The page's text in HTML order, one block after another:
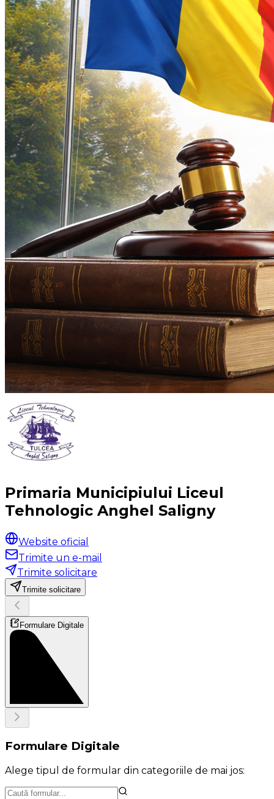
Primaria Municipiului Liceul
Tehnologic Anghel Saligny
Website oficial
Trimite un e-mail
Trimite solicitare
Trimite solicitare
Formulare Digitale
Formulare Digitale
Alege tipul de formular din categoriile de mai jos: